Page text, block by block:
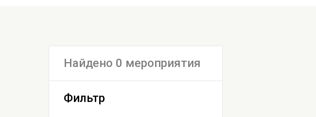
Найдено 0 мероприятия
Фильтр